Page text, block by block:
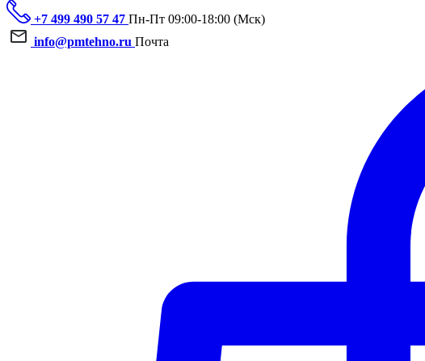
+7 499 490 57 47 Пн-Пт 09:00-18:00 (Мск)
info@pmtehno.ru Почта